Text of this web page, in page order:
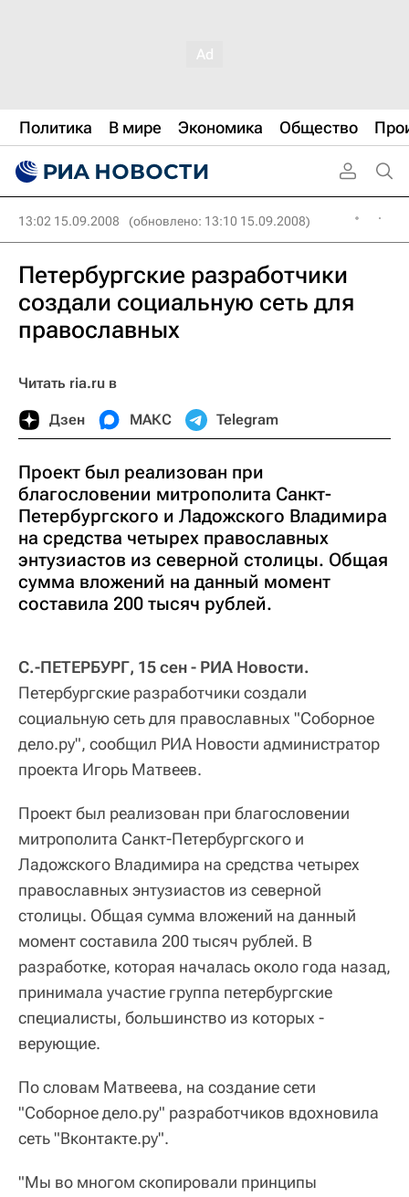
Политика В мире Экономика Общество
13:02 15.09.2008 (обновлено: 13:10 15.09.2008)
Петербургские разработчики
создали социальную сеть для
православных
Читать ria.ru в
Дзен МАКС Telegram
Проект был реализован при
благословении митрополита Санкт-
Петербургского и Ладожского Владимира
на средства четырех православных
энтузиастов из северной столицы. Общая
сумма вложений на данный момент
составила 200 тысяч рублей.
С.-ПЕТЕРБУРГ, 15 сен - РИА Новости.
Петербургские разработчики создали
социальную сеть для православных "Соборное
дело.ру", сообщил РИА Новости администратор
проекта Игорь Матвеев.
Проект был реализован при благословении
митрополита Санкт-Петербургского и
Ладожского Владимира на средства четырех
православных энтузиастов из северной
столицы. Общая сумма вложений на данный
момент составила 200 тысяч рублей. В
разработке, которая началась около года назад,
принимала участие группа петербургские
специалисты, большинство из которых -
верующие.
По словам Матвеева, на создание сети
"Соборное дело.ру" разработчиков вдохновила
сеть "Вконтакте.ру".
"Мы во многом скопировали принципы